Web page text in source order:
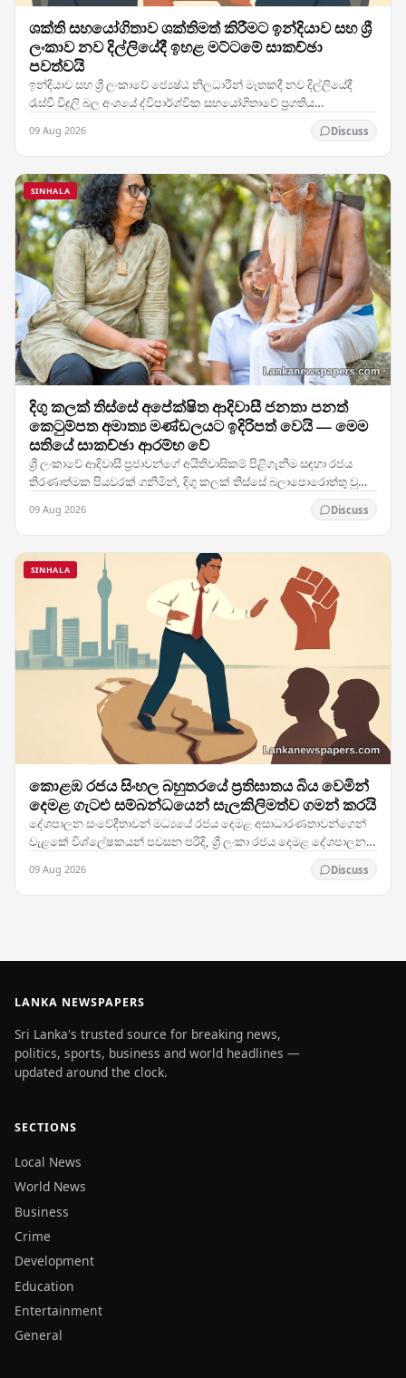
ශක්ති සහයෝගිතාව ශක්තිමත් කිරීමට ඉන්දියාව සහ ශ්‍රී
ලංකාව නව දිල්ලියේදී ඉහළ මට්ටමේ සාකච්ඡා
පවත්වයි
ඉන්දියාව සහ ශ්‍රී ලංකාවේ ජ්‍යෙෂ්ඨ නිලධාරීන් මෑතකදී නව දිල්ලියේදී
රැස්වී විදුලි බල අංශයේ ද්විපාර්ශ්වික සහයෝගිතාවේ ප්‍රගතිය
09 Aug 2026 Discuss
SINHALA
දිගු කලක් තිස්සේ අපේක්ෂිත ආදිවාසී ජනතා පනත්
කෙටුම්පත අමාත්‍ය මණ්ඩලයට ඉදිරිපත් වෙයි — මෙම
සතියේ සාකච්ඡා ආරම්භ වේ
ශ්‍රී ලංකාවේ ආදිවාසී ප්‍රජාවන්ගේ අයිතිවාසිකම් පිළිගැනීම සඳහා රජය
තීරණාත්මක පියවරක් ගනිමින්, දිගු කලක් තිස්සේ බලාපොරොත්තු වූ
09 Aug 2026 Discuss
SINHALA
කොළඹ රජය සිංහල බහුතරයේ ප්‍රතිඝාතය බිය වෙමින්
දෙමළ ගැටළු සම්බන්ධයෙන් සැලකිලිමත්ව ගමන් කරයි
දේශපාලන සංවේදීතාවන් මධ්‍යයේ රජය දෙමළ අසාධාරණතාවන්ගෙන්
වැළකේ විශ්ලේෂකයන් පවසන පරිදි, ශ්‍රී ලංකා රජය දෙමළ දේශපාලන
09 Aug 2026 Discuss
LANKA NEWSPAPERS
Sri Lanka's trusted source for breaking news,
politics, sports, business and world headlines —
updated around the clock.
SECTIONS
Local News
World News
Business
Crime
Development
Education
Entertainment
General